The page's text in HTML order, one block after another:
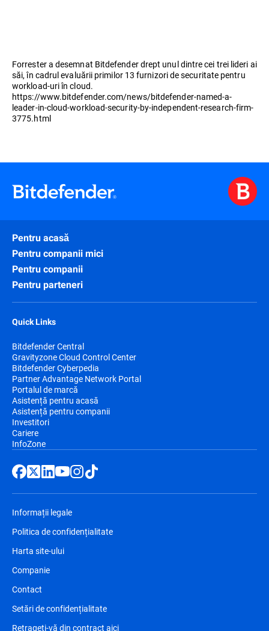
Forrester a desemnat Bitdefender drept unul dintre cei trei lideri ai
săi, în cadrul evaluării primilor 13 furnizori de securitate pentru
workload-uri în cloud.
https://www.bitdefender.com/news/bitdefender-named-a-
leader-in-cloud-workload-security-by-independent-research-firm-
3775.html
Pentru acasă
Pentru companii mici
Pentru companii
Pentru parteneri
Quick Links
Bitdefender Central
Gravityzone Cloud Control Center
Bitdefender Cyberpedia
Partner Advantage Network Portal
Portalul de marcă
Asistență pentru acasă
Asistență pentru companii
Investitori
Cariere
InfoZone
Informații legale
Politica de confidențialitate
Harta site-ului
Companie
Contact
Setări de confidențialitate
Retrageți-vă din contract aici